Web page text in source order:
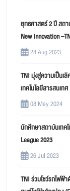
ยุทธศาสตร์ 2 ปี สถา
New Innovation
28 Aug 2023
TNI มุ่งสู่ความเป็นเ
เทคโนโลยีสารสนเทศ
08 May 2024
นักศึกษาสถาบันเทค
League 2023
26 Jul 2023
TNI ร่วมโชว์รถไฟฟ้